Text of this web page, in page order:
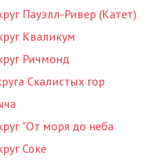
Пауэлл-Ривер (Катет)
Кваликум
Ричмонд
Скалистых гор
"От моря до неба
Соке